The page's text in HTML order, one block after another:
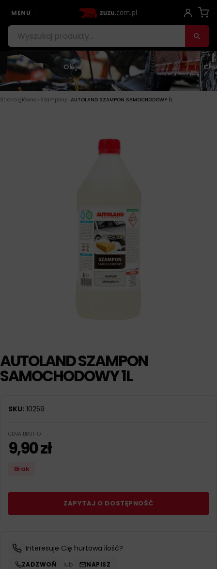
MENU
Oleje
Strona główna › Szampony › AUTOLAND SZAMPON SAMOCHODOWY 1L
AUTOLAND SZAMPON
SAMOCHODOWY 1L
SKU: 10259
CENA BRUTTO
9,90zł
Brak
ZAPYTAJ O DOSTĘPNOŚĆ
Interesuje Cię hurtowa ilość?
ZADZWOŃ lub NAPISZ